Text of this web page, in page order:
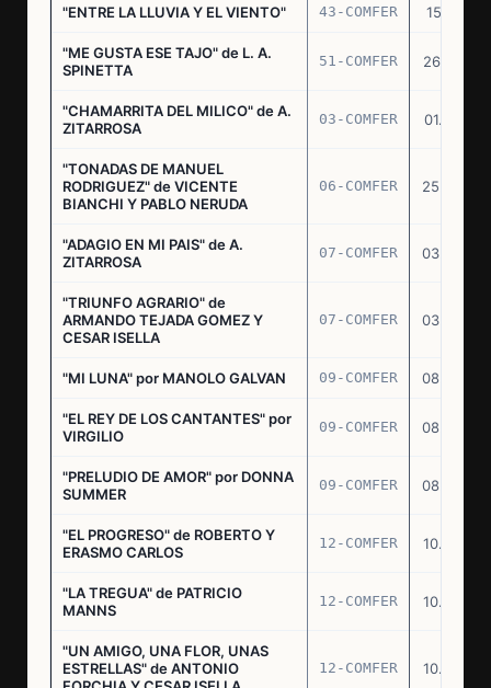
"ENTRE LA LLUVIA Y EL VIENTO" 43-COMFER 15.11.76
"ME GUSTA ESE TAJO" de L. A.
SPINETTA
51-COMFER 26.12.76
"CHAMARRITA DEL MILICO" de A.
ZITARROSA
03-COMFER 01.02.77
"TONADAS DE MANUEL
RODRIGUEZ" de VICENTE
BIANCHI Y PABLO NERUDA
06-COMFER 25.02.77
"ADAGIO EN MI PAIS" de A.
ZITARROSA
07-COMFER 03.03.77
"TRIUNFO AGRARIO" de
ARMANDO TEJADA GOMEZ Y
CESAR ISELLA
07-COMFER 03.03.77
"MI LUNA" por MANOLO GALVAN 09-COMFER 08.03.77
"EL REY DE LOS CANTANTES" por
VIRGILIO
09-COMFER 08.03.77
"PRELUDIO DE AMOR" por DONNA
SUMMER
09-COMFER 08.03.77
"EL PROGRESO" de ROBERTO Y
ERASMO CARLOS
12-COMFER 10.03.77
"LA TREGUA" de PATRICIO
MANNS
12-COMFER 10.03.77
"UN AMIGO, UNA FLOR, UNAS
ESTRELLAS" de ANTONIO
12-COMFER 10.03.77